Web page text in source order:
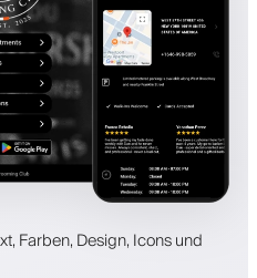
Farben, Design, Icons und